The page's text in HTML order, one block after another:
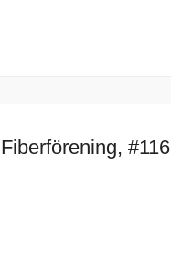
#116